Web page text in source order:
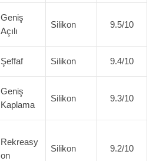
Geniş
Açılı
Silikon 9.5/10
Şeffaf Silikon 9.4/10
Geniş
Kaplama
Silikon 9.3/10
Rekreasy
on
Silikon 9.2/10